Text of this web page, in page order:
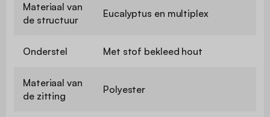
Materiaal van
de structuur
Eucalyptus en multiplex
Onderstel Met stof bekleed hout
Materiaal van
de zitting
Polyester